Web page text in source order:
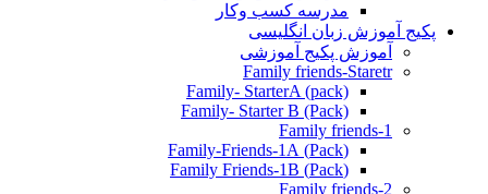
مدرسه کسب وکار
پکیج آموزش زبان انگلیسی
آموزش پکیج آموزشی
Family friends-Staretr
Family- StarterA (pack)
Family- Starter B (Pack)
Family friends-1
(Pack) Family-Friends-1A
(Pack) Family Friends-1B
Family friends-2